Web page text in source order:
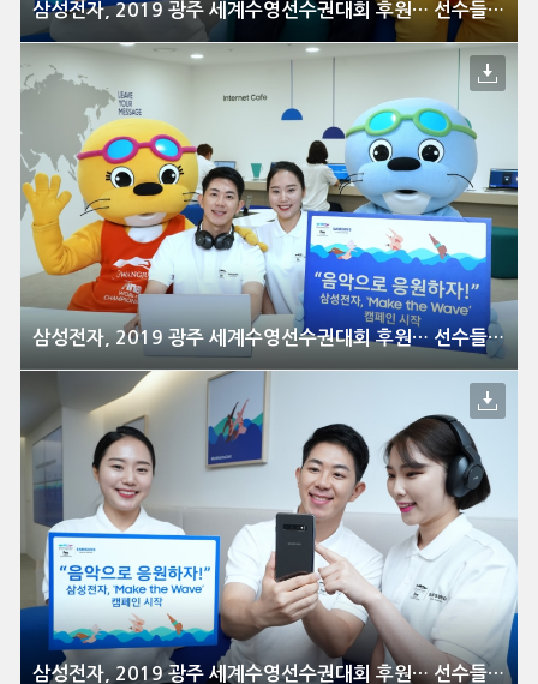
삼성전자, 2019 광주 세계수영선수권대회 후원… 선수들의 도전 응원 캠페인 벌여
삼성전자, 2019 광주 세계수영선수권대회 후원… 선수들의 도전 응원 캠페인 벌여
삼성전자, 2019 광주 세계수영선수권대회 후원… 선수들의 도전 응원 캠페인 벌여